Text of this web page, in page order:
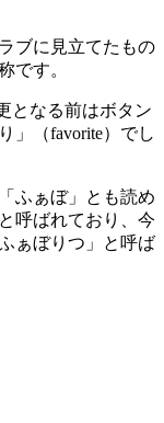
ブに見立てたもの
です。
となる前はボタン
」（favorite）でし
ふぁぼ」とも読め
呼ばれており、今
ぁぼりつ」と呼ば